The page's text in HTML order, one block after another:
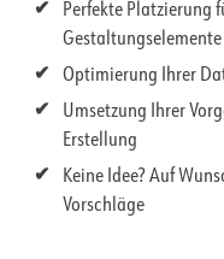
Perfekte Platzierung
Gestaltungselemente
Optimierung Ihrer
Umsetzung Ihrer
Erstellung
Keine Idee? Auf
Vorschläge